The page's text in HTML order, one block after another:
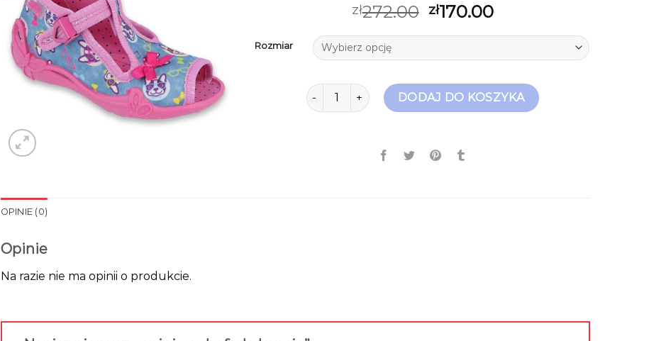
zł272.00 zł170.00
Rozmiar
ilość befado kapcieDODAJ DO KOSZYKA
OPINIE (0)
Opinie
Na razie nie ma opinii o produkcie.